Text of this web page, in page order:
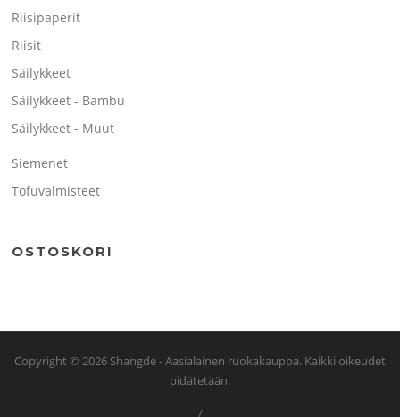
Riisipaperit
Riisit
Säilykkeet
Säilykkeet - Bambu
Säilykkeet - Muut
Siemenet
Tofuvalmisteet
OSTOSKORI
Copyright © 2026 Shangde - Aasialainen ruokakauppa. Kaikki oikeudet
pidätetään.
/